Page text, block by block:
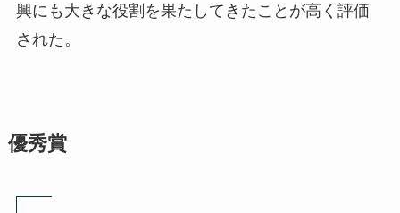
興にも大きな役割を果たしてきたことが高く評価
された。
優秀賞